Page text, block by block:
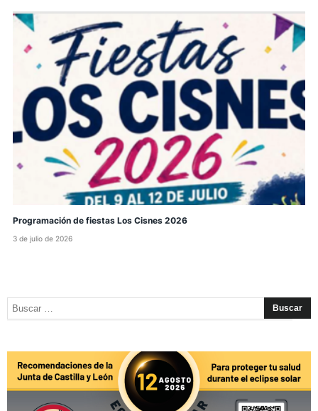
Programación de fiestas Los Cisnes 2026
3 de julio de 2026